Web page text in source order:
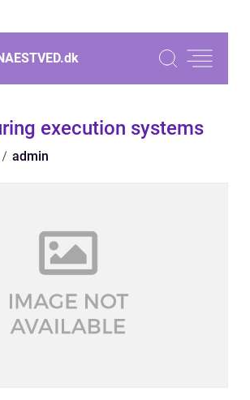
dk
execution systems
admin